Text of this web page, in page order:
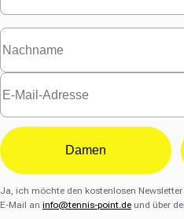
Damen
Ja, ich möchte den kostenlosen
E-Mail an info@tennis-point.de und über